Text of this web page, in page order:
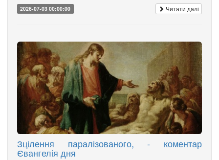
2026-07-03 00:00:00 Читати далі
Зцілення паралізованого, - коментар
Євангелія дня